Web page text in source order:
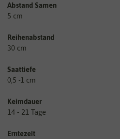
Abstand Samen
5 cm
Reihenabstand
30 cm
Saattiefe
0,5 -1 cm
Keimdauer
14 - 21 Tage
Erntezeit